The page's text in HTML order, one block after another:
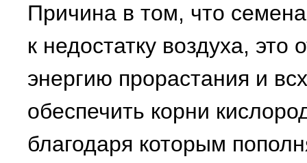
Причина в том, что
к недостатку воздуха, это
энергию прорастания и
обеспечить корни
благодаря которым